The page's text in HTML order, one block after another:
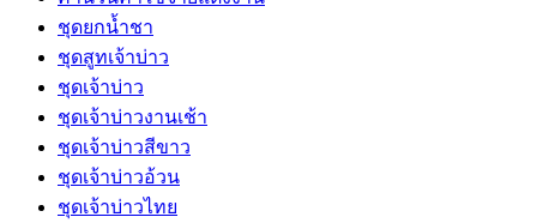
ชุดยกน้ำชา
ชุดสูทเจ้าบ่าว
ชุดเจ้าบ่าว
ชุดเจ้าบ่าวงานเช้า
ชุดเจ้าบ่าวสีขาว
ชุดเจ้าบ่าวอ้วน
ชุดเจ้าบ่าวไทย